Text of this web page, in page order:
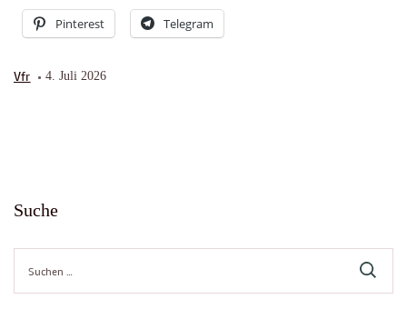
Pinterest Telegram
Vfr 4. Juli 2026
Suche
nach: